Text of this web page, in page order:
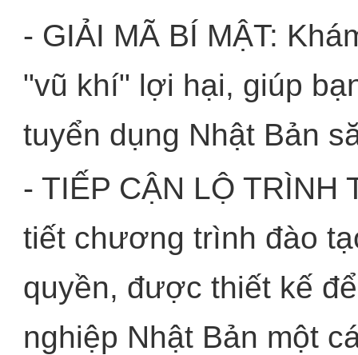
- GIẢI MÃ BÍ MẬT:
"vũ khí" lợi hại, giúp
tuyển dụng Nhật Bản
- TIẾP CẬN LỘ TRÌNH
tiết chương trình đào
quyền, được thiết kế
nghiệp Nhật Bản một